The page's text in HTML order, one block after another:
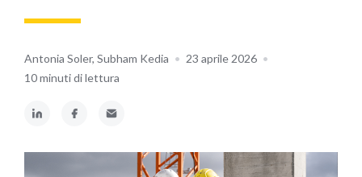
Antonia Soler, Subham Kedia • 23 aprile 2026 •
10 minuti di lettura